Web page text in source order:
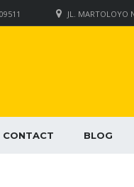
JL. MARTOLOYO
CONTACT BLOG